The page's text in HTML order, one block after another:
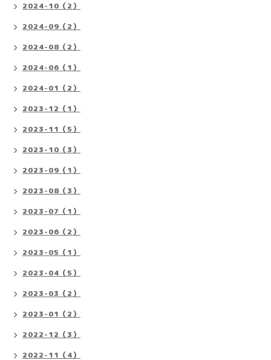
2024-10（2）
2024-09（2）
2024-08（2）
2024-06（1）
2024-01（2）
2023-12（1）
2023-11（5）
2023-10（3）
2023-09（1）
2023-08（3）
2023-07（1）
2023-06（2）
2023-05（1）
2023-04（5）
2023-03（2）
2023-01（2）
2022-12（3）
2022-11（4）